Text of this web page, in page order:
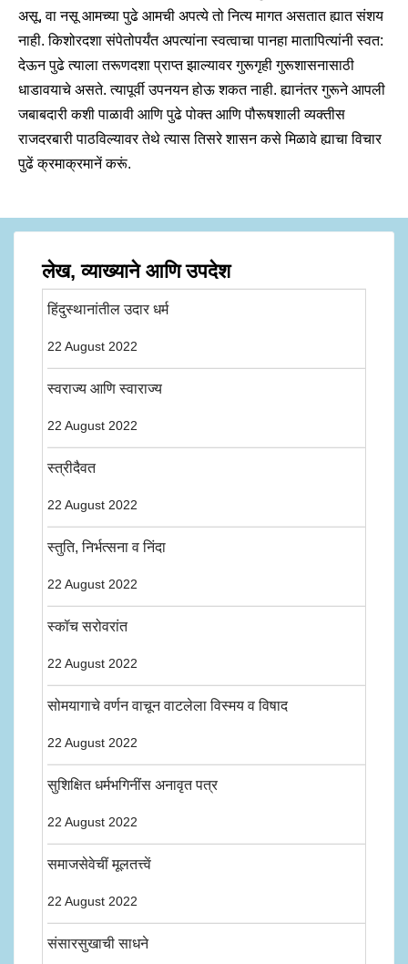
असू, वा नसू आमच्या पुढे आमची अपत्ये तो नित्य मागत असतात ह्यात संशय
नाही. किशोरदशा संपेतोपर्यंत अपत्यांना स्वत्वाचा पानहा मातापित्यांनी स्वत:
देऊन पुढे त्याला तरूणदशा प्राप्त झाल्यावर गुरूगृही गुरूशासनासाठी
धाडावयाचे असते. त्यापूर्वी उपनयन होऊ शकत नाही. ह्यानंतर गुरूने आपली
जबाबदारी कशी पाळावी आणि पुढे पोक्त आणि पौरूषशाली व्यक्तीस
राजदरबारी पाठविल्यावर तेथे त्यास तिसरे शासन कसे मिळावे ह्याचा विचार
पुढें क्रमाक्रमानें करूं.
लेख, व्याख्याने आणि उपदेश
हिंदुस्थानांतील उदार धर्म
22 August 2022
स्वराज्य आणि स्वाराज्य
22 August 2022
स्त्रीदैवत
22 August 2022
स्तुति, निर्भत्सना व निंदा
22 August 2022
स्कॉच सरोवरांत
22 August 2022
सोमयागाचे वर्णन वाचून वाटलेला विस्मय व विषाद
22 August 2022
सुशिक्षित धर्मभगिनींस अनावृत पत्र
22 August 2022
समाजसेवेचीं मूलतत्त्वें
22 August 2022
संसारसुखाची साधने